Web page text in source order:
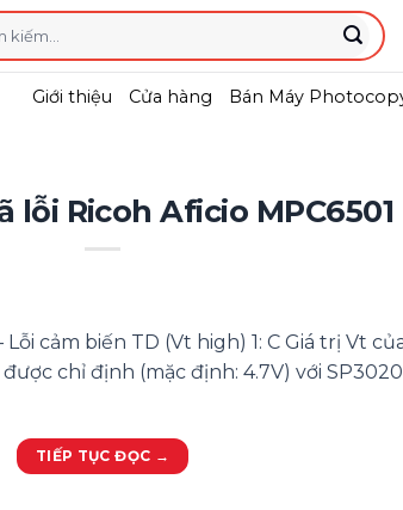
Giới thiệu Cửa hàng Bán Máy
lỗi Ricoh Aficio MPC6501
Lỗi cảm biến TD (Vt high) 1: C Giá trị Vt
chỉ định (mặc định: 4.7V) với
TIẾP TỤC ĐỌC →